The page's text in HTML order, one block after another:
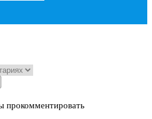
прокомментировать